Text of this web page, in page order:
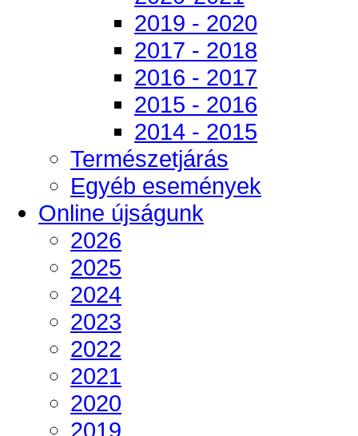
2019 - 2020
2017 - 2018
2016 - 2017
2015 - 2016
2014 - 2015
Természetjárás
Egyéb események
Online újságunk
2026
2025
2024
2023
2022
2021
2020
2019